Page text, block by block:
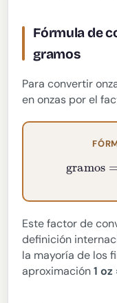
Fórmula de
gramos
Para convertir
en onzas por el
gramos=
Este factor de
definición
la mayoría de los
aproximación1